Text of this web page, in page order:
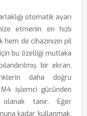
otomatik ayarı
etmenin en hızlı
hem de cihazınızın pil
bu özelliği mutlaka
bir ekran,
daha doğru
işlemci gücünden
olanak tanır. Eğer
kadar kullanmak,